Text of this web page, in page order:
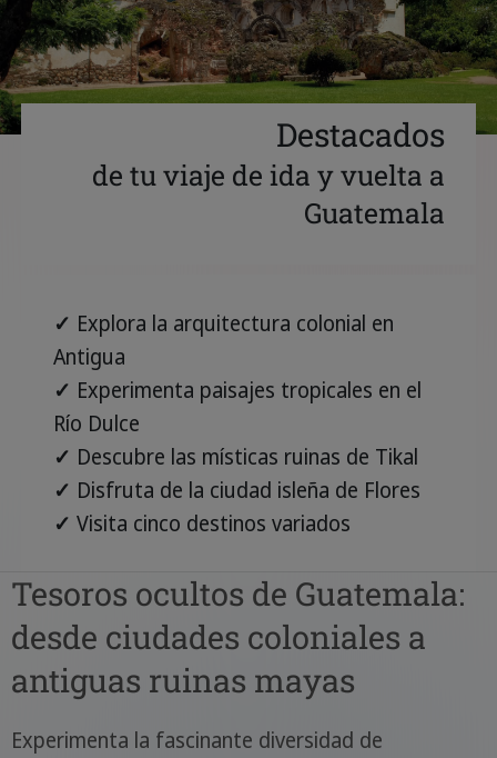
Destacados
de tu viaje de ida y vuelta a
Guatemala
✓ Explora la arquitectura colonial en
Antigua
✓ Experimenta paisajes tropicales en el
Río Dulce
✓ Descubre las místicas ruinas de Tikal
✓ Disfruta de la ciudad isleña de Flores
✓ Visita cinco destinos variados
Tesoros ocultos de Guatemala:
desde ciudades coloniales a
antiguas ruinas mayas
Experimenta la fascinante diversidad de